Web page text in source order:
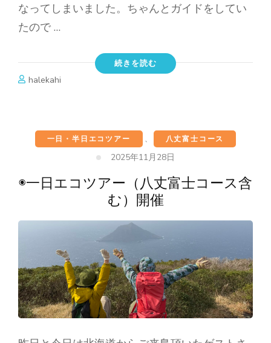
なってしまいました。ちゃんとガイドをしてい
たので …
続きを読む
halekahi
一日・半日エコツアー 、 八丈富士コース
2025年11月28日
◉一日エコツアー（八丈富士コース含
む）開催